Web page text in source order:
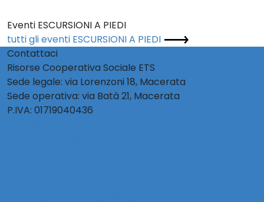
Eventi ESCURSIONI A PIEDI
tutti gli eventi ESCURSIONI A PIEDI
Contattaci
Risorse Cooperativa Sociale ETS
Sede legale: via Lorenzoni 18, Macerata
Sede operativa: via Batà 21, Macerata
P.IVA: 01719040436